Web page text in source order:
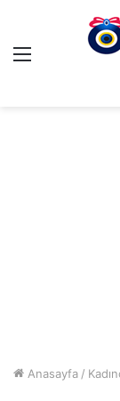
Menü
Anasayfa /